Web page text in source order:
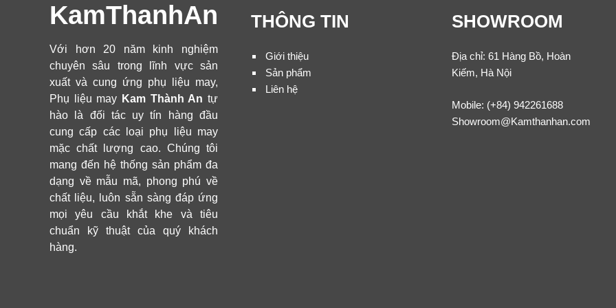
KamThanhAn
Với hơn 20 năm kinh nghiệm
chuyên sâu trong lĩnh vực sản
xuất và cung ứng phụ liệu may,
Phụ liệu may Kam Thành An tự
hào là đối tác uy tín hàng đầu
cung cấp các loại phụ liệu may
mặc chất lượng cao. Chúng tôi
mang đến hệ thống sản phẩm đa
dạng về mẫu mã, phong phú về
chất liệu, luôn sẵn sàng đáp ứng
mọi yêu cầu khắt khe và tiêu
chuẩn kỹ thuật của quý khách
hàng.
THÔNG TIN
Giới thiệu
Sản phẩm
Liên hệ
SHOWROOM
Địa chỉ: 61 Hàng Bồ, Hoàn
Kiếm, Hà Nội
Mobile: (+84) 942261688
Showroom@Kamthanhan.com